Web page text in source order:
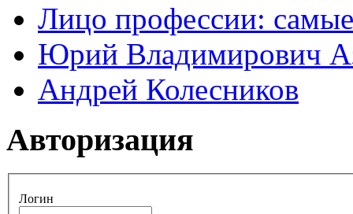
Лицо профессии:
Юрий Владимирович
Андрей Колесников
Авторизация
Логин